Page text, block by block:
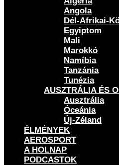
Angola
Dél-Afrikai-
Egyiptom
Mali
Marokkó
Namíbia
Tanzánia
Tunézia
AUSZTRÁLIA ÉS
Ausztrália
Óceánia
Új-Zéland
ÉLMÉNYEK
AEROSPORT
A HOLNAP
PODCASTOK